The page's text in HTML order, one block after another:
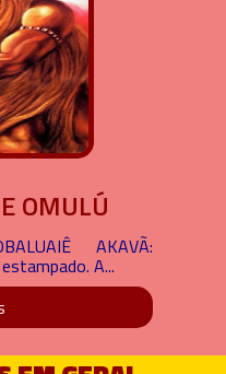
OMULÚ
AKAVÃ:
A...